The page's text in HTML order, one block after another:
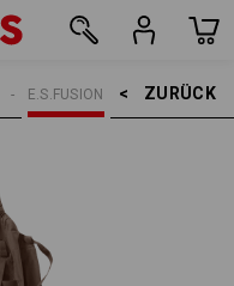
ZURÜCK    >
E.S.FUSION